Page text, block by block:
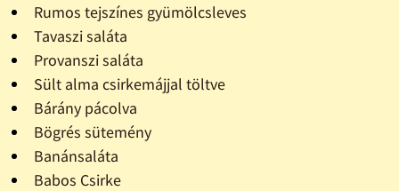
Rumos tejszínes gyümölcsleves
Tavaszi saláta
Provanszi saláta
Sült alma csirkemájjal töltve
Bárány pácolva
Bögrés sütemény
Banánsaláta
Babos Csirke